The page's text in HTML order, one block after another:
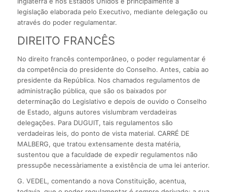
legislação elaborada pelo Executivo, mediante delegação ou
através do poder regulamentar.
DIREITO FRANCÊS
No direito francês contemporâneo, o poder regulamentar é
da competência do presidente do Conselho. Antes, cabia ao
presidente da República. Nos chamados regulamentos de
administração pública, que são os baixados por
determinação do Legislativo e depois de ouvido o Conselho
de Estado, alguns autores vislumbram verdadeiras
delegações. Para DUGUIT, tais regulamentos são
verdadeiras leis, do ponto de vista material. CARRÉ DE
MALBERG, que tratou extensamente desta matéria,
sustentou que a faculdade de expedir regulamentos não
pressupõe necessàriamente a existência de uma lei anterior.
G. VEDEL, comentando a nova Constituição, acentua,